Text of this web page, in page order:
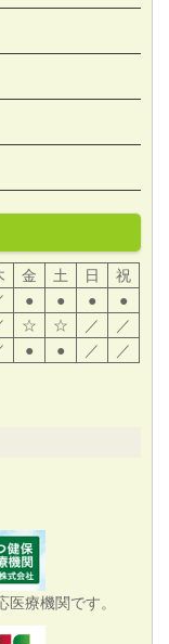
金 土 日
祝
● ● ●
●
☆ ☆ ／
／
● ● ／ ／
療機関です。